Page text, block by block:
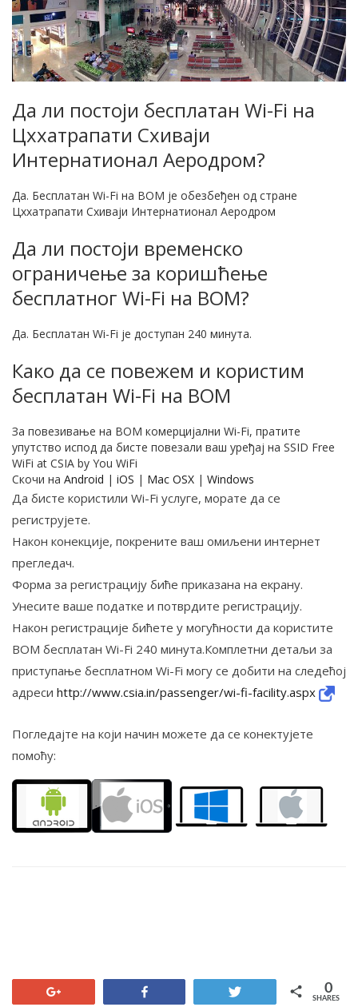
Да ли постоји бесплатан Wi-Fi на
Цххатрапати Схиваји
Интернатионал Аеродром?
Да. Бесплатан Wi-Fi на BOM је обезбеђен од стране
Цххатрапати Схиваји Интернатионал Аеродром
Да ли постоји временско
ограничење за коришћење
бесплатног Wi-Fi на BOM?
Да. Бесплатан Wi-Fi је доступан 240 минута.
Како да се повежем и користим
бесплатан Wi-Fi на BOM
За повезивање на BOM комерцијални Wi-Fi, пратите
упутство испод да бисте повезали ваш уређај на SSID Free
WiFi at CSIA by You WiFi
Скочи на Android | iOS | Mac OSX | Windows
Да бисте користили Wi-Fi услуге, морате да се
региструјете.
Након конекције, покрените ваш омиљени интернет
прегледач.
Форма за регистрацију биће приказана на екрану.
Унесите ваше податке и потврдите регистрацију.
Након регистрације бићете у могућности да користите
BOM бесплатан Wi-Fi 240 минута.Комплетни детаљи за
приступање бесплатном Wi-Fi могу се добити на следећој
адреси http://www.csia.in/passenger/wi-fi-facility.aspx
Погледајте на који начин можете да се конектујете
помоћу:
SHARES
0